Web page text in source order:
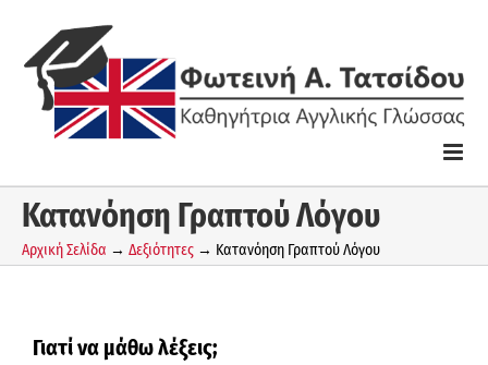
content
Κατανόηση Γραπτού Λόγου
Αρχική Σελίδα → Δεξιότητες → Κατανόηση Γραπτού Λόγου
Γιατί να μάθω λέξεις;